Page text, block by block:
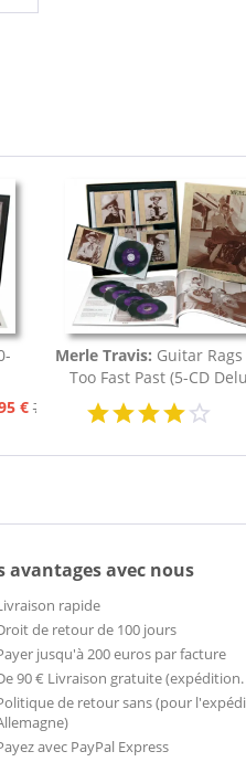
€ 79,95 €
Merle Travis: Guitar
Too Fast Past (5-CD
avantages avec nous
rapide
de retour de 100 jours
jusqu'à 200 euros par facture
90 € Livraison gratuite
de retour sans (pour
avec PayPal Express